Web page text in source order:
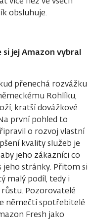
obsluhuje.
si jej Amazon vybral
přenechá rozvážku
Rohlíku,
kratší dovážkové
první pohled to
o rozvoj vlastní
kvality služeb je
jeho zákazníci co
jeho stránky. Přitom si
malý podíl, tedy i
Pozorovatelé
němečtí spotřebitelé
Fresh jako